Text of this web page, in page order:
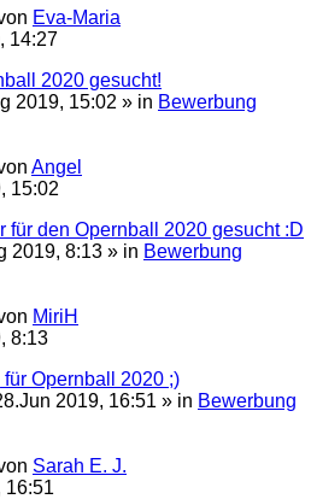
Eva-Maria
14:27
2020 gesucht!
2019, 15:02 » in Bewerbung
Angel
15:02
für den Opernball 2020 gesucht :D
2019, 8:13 » in Bewerbung
MiriH
8:13
Opernball 2020 ;)
2019, 16:51 » in Bewerbung
Sarah E. J.
16:51